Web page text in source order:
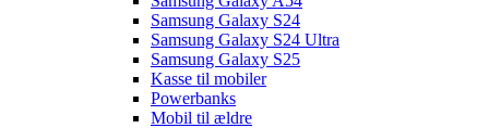
Samsung Galaxy S24
Samsung Galaxy S24 Ultra
Samsung Galaxy S25
Kasse til mobiler
Powerbanks
Mobil til ældre